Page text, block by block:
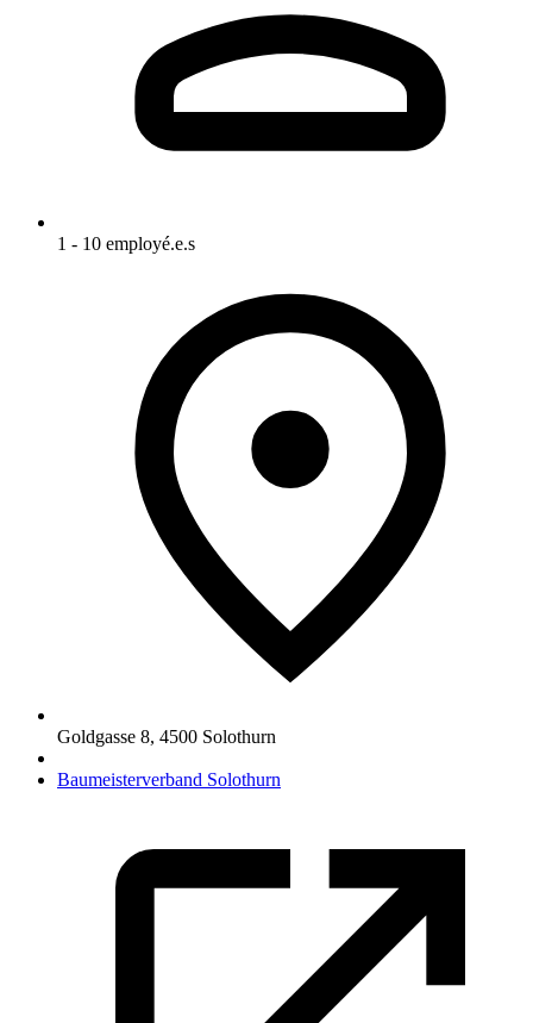
1 - 10 employé.e.s
Goldgasse 8, 4500 Solothurn
Baumeisterverband Solothurn